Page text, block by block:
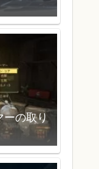
ーの取り